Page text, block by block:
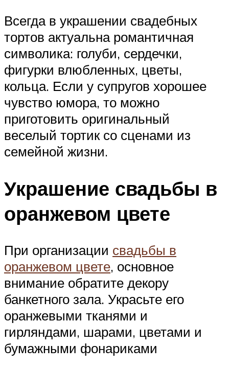
Всегда в украшении свадебных
тортов актуальна романтичная
символика: голуби, сердечки,
фигурки влюбленных, цветы,
кольца. Если у супругов хорошее
чувство юмора, то можно
приготовить оригинальный
веселый тортик со сценами из
семейной жизни.
Украшение свадьбы в
оранжевом цвете
При организации свадьбы в
оранжевом цвете, основное
внимание обратите декору
банкетного зала. Украсьте его
оранжевыми тканями и
гирляндами, шарами, цветами и
бумажными фонариками